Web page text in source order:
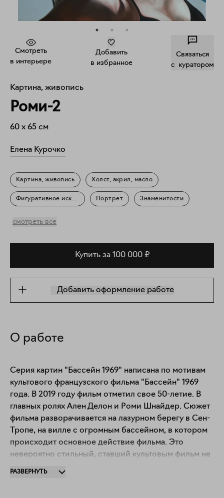
Смотреть
в интерьере
Добавить
в избранное
Связаться
c куратором
Картина, живопись
Роми-2
60 x 65 см
Елена Курочко
Картина, живопись Холст, акрил, масло
Фигуративное искусство Портрет Знаменитости
смотреть все
Купить за 100 000 ₽
Добавить оформление работе
О работе
Серия картин "Бассейн 1969" написана по мотивам
культового французского фильма "Бассейн" 1969
года. В 2019 году фильм отметил свое 50-летие. В
главных ролях Ален Делон и Роми Шнайдер. Сюжет
фильма разворачивается на лазурном берегу в Сен-
Тропе, на вилле с огромным бассейном, в котором
происходит основное действие фильма. Это
невероятно стильный, ставший культовым фильм не
РАЗВЕРНУТЬ